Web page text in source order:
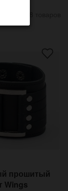
прошитый
Wings